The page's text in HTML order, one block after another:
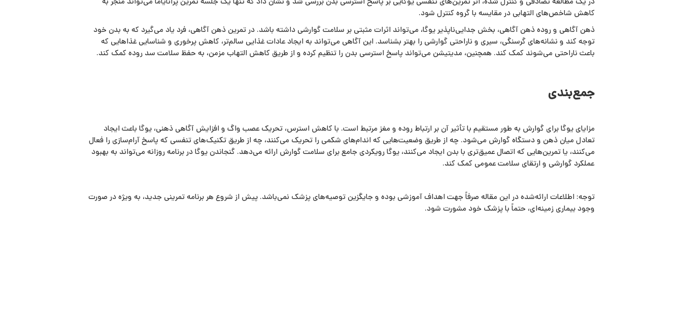
در یک مطالعه تصادفی و کنترل‌ شده، اثر تمرین‌های تنفسی یوگایی بر پاسخ استرسی بدن بررسی شد و نشان داد که تنها یک جلسه تمرین پرانایاما می‌تواند منجر به
کاهش شاخص‌های التهابی در مقایسه با گروه کنترل شود.
ذهن‌ آگاهی و روده ذهن‌ آگاهی، بخش جدایی‌ناپذیر یوگا، می‌تواند اثرات مثبتی بر سلامت گوارشی داشته باشد. در تمرین ذهن‌ آگاهی، فرد یاد می‌گیرد که به بدن خود
توجه کند و نشانه‌های گرسنگی، سیری و ناراحتی گوارشی را بهتر بشناسد. این آگاهی می‌تواند به ایجاد عادات غذایی سالم‌تر، کاهش پرخوری و شناسایی غذاهایی که
باعث ناراحتی می‌شوند کمک کند. همچنین، مدیتیشن می‌تواند پاسخ استرسی بدن را تنظیم کرده و از طریق کاهش التهاب مزمن، به حفظ سلامت سد روده کمک کند.
جمع‌بندی
مزایای یوگا برای گوارش به‌ طور مستقیم با تأثیر آن بر ارتباط روده و مغز مرتبط است. با کاهش استرس، تحریک عصب واگ و افزایش آگاهی ذهنی، یوگا باعث ایجاد
تعادل میان ذهن و دستگاه گوارش می‌شود. چه از طریق وضعیت‌هایی که اندام‌های شکمی را تحریک می‌کنند، چه از طریق تکنیک‌های تنفسی که پاسخ آرام‌سازی را فعال
می‌کنند، یا تمرین‌هایی که اتصال عمیق‌تری با بدن ایجاد می‌کنند، یوگا رویکردی جامع برای سلامت گوارش ارائه می‌دهد. گنجاندن یوگا در برنامه روزانه می‌تواند به بهبود
عملکرد گوارشی و ارتقای سلامت عمومی کمک کند.
توجه: اطلاعات ارائه‌شده در این مقاله صرفاً جهت اهداف آموزشی بوده و جایگزین توصیه‌های پزشک نمی‌باشد. پیش از شروع هر برنامه تمرینی جدید، به‌ ویژه در صورت
وجود بیماری زمینه‌ای، حتماً با پزشک خود مشورت شود.